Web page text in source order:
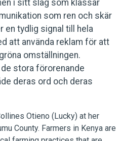
i sitt slag som klassar
som ren och skär
en tydlig signal till hela
att använda reklam för att
omställningen.
stora förorenande
deras ord och deras